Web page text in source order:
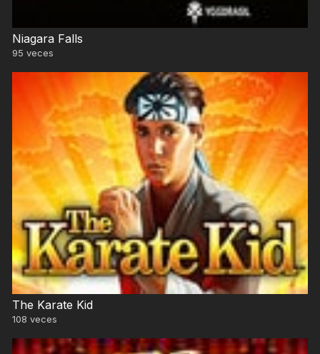
Niagara Falls
95 veces
The Karate Kid
108 veces